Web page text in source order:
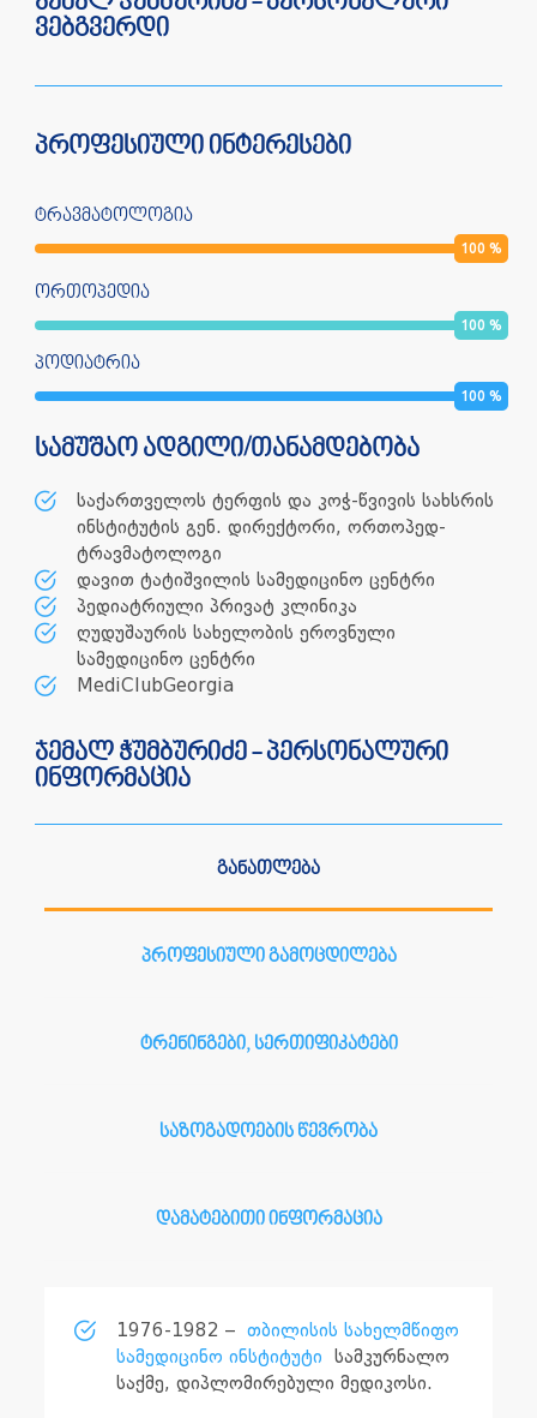
ვებგვერდი
პროფესიული ინტერესები
ტრავმატოლოგია
100 %
ორთოპედია
100 %
პოდიატრია
100 %
სამუშაო ადგილი/თანამდებობა
საქართველოს ტერფის და კოჭ-წვივის სახსრის
ინსტიტუტის გენ. დირექტორი, ორთოპედ-
ტრავმატოლოგი
დავით ტატიშვილის სამედიცინო ცენტრი
პედიატრიული პრივატ კლინიკა
ღუდუშაურის სახელობის ეროვნული
სამედიცინო ცენტრი
MediClubGeorgia
ჯემალ ჭუმბურიძე - პერსონალური
ინფორმაცია
განათლება
პროფესიული გამოცდილება
ტრენინგები, სერთიფიკატები
საზოგადოების წევრობა
დამატებითი ინფორმაცია
1976-1982 – თბილისის სახელმწიფო
სამედიცინო ინსტიტუტი
სამკურნალო
საქმე, დიპლომირებული მედიკოსი.